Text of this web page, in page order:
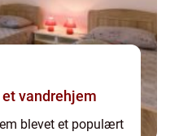
vandrehjem
blevet et populært